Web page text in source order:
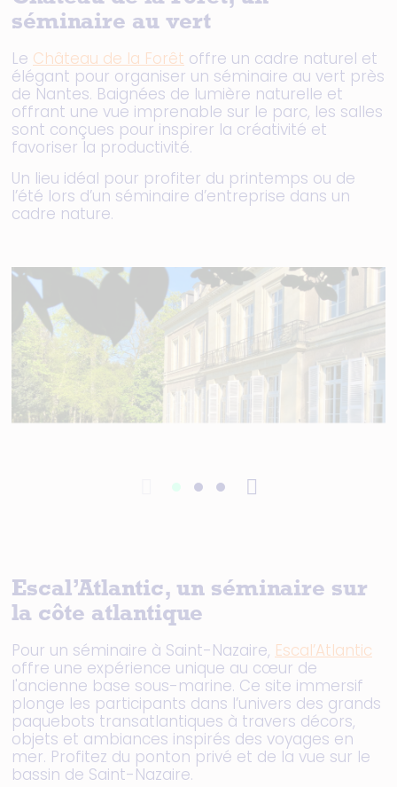
séminaire au vert
Le Château de la Forêt offre un cadre naturel et
élégant pour organiser un séminaire au vert près
de Nantes. Baignées de lumière naturelle et
offrant une vue imprenable sur le parc, les salles
sont conçues pour inspirer la créativité et
favoriser la productivité.
Un lieu idéal pour profiter du printemps ou de
l’été lors d’un séminaire d’entreprise dans un
cadre nature.
Escal’Atlantic, un séminaire sur
la côte atlantique
Pour un séminaire à Saint-Nazaire, Escal’Atlantic
offre une expérience unique au cœur de
l'ancienne base sous-marine. Ce site immersif
plonge les participants dans l’univers des grands
paquebots transatlantiques à travers décors,
objets et ambiances inspirés des voyages en
mer. Profitez du ponton privé et de la vue sur le
bassin de Saint-Nazaire.